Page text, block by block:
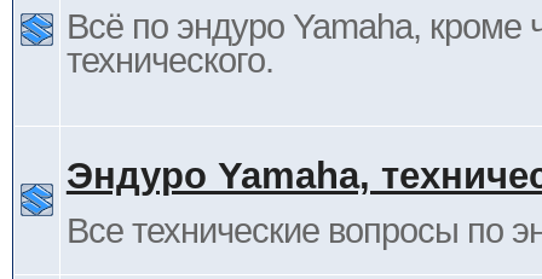
Всё по эндуро Yamaha, кроме
технического.
Эндуро Yamaha,
Все технические вопросы по